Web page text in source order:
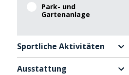
Park- und
Gartenanlage
Sportliche Aktivitäten
Ausstattung